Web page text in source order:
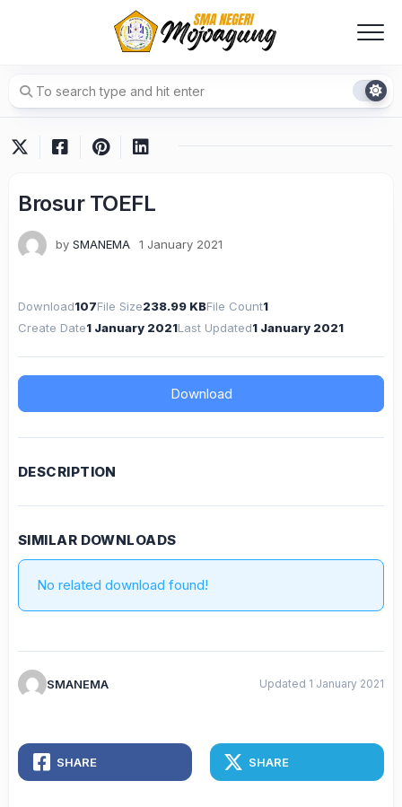
Brosur TOEFL
by SMANEMA 1 January 2021
Download107File Size238.99 KBFile Count1
Create Date1 January 2021Last Updated1 January 2021
Download
DESCRIPTION
SIMILAR DOWNLOADS
No related download found!
SMANEMA Updated 1 January 2021
SHARE SHARE